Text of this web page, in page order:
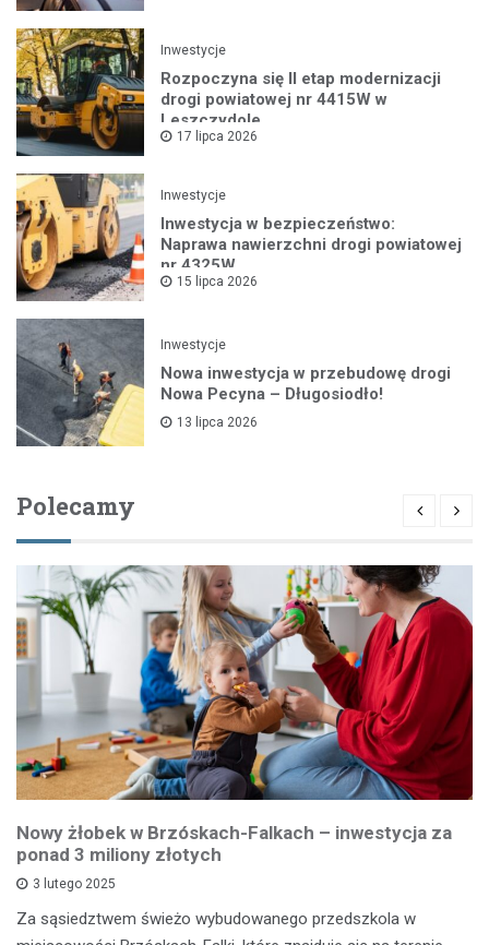
Inwestycje
Rozpoczyna się II etap modernizacji
drogi powiatowej nr 4415W w
Leszczydole
17 lipca 2026
Inwestycje
Inwestycja w bezpieczeństwo:
Naprawa nawierzchni drogi powiatowej
nr 4325W
15 lipca 2026
Inwestycje
Nowa inwestycja w przebudowę drogi
Nowa Pecyna – Długosiodło!
13 lipca 2026
Polecamy
Nowy żłobek w Brzóskach-Falkach – inwestycja za
ponad 3 miliony złotych
3 lutego 2025
Za sąsiedztwem świeżo wybudowanego przedszkola w